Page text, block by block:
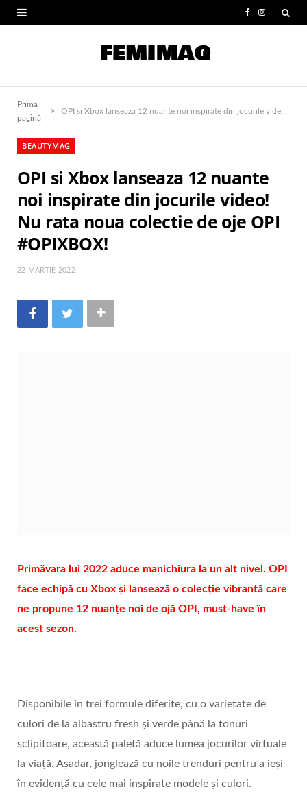
e
b
k
I
t
a
a
m
Prima
pagină
» OPI si Xbox lanseaza 12 nuante noi inspirate din jocurile video! Nu rata noua colectie de oje OPI #OPIXBOX!
BEAUTYMAG
OPI si Xbox lanseaza 12 nuante
noi inspirate din jocurile video!
Nu rata noua colectie de oje OPI
#OPIXBOX!
22 MARTIE 2022
Primăvara lui 2022 aduce manichiura la un alt nivel. OPI
face echipă cu Xbox și lansează o colecție vibrantă care
ne propune 12 nuanțe noi de ojă OPI, must-have în
acest sezon.
Disponibile în trei formule diferite, cu o varietate de
culori de la albastru fresh și verde până la tonuri
sclipitoare, această paletă aduce lumea jocurilor virtuale
la viață. Așadar, jonglează cu noile trenduri pentru a ieși
în evidență cu cele mai inspirate modele și culori.